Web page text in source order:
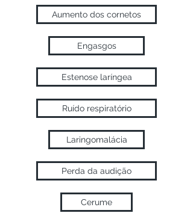
Aumento dos cornetos
Engasgos
Estenose laríngea
Ruído respiratório
Laringomalácia
Perda da audição
Cerume